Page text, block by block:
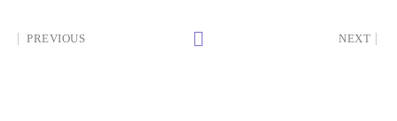
PREVIOUS NEXT